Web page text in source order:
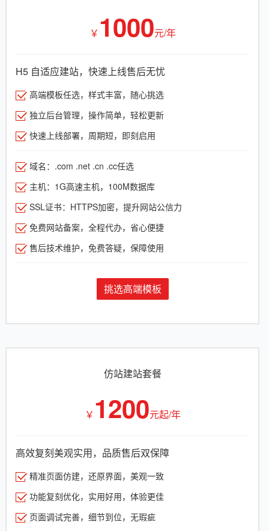
￥ 1000元/年
H5 自适应建站，快速上线售后无忧
高端模板任选，样式丰富，随心挑选
独立后台管理，操作简单，轻松更新
快速上线部署，周期短，即刻启用
域名：.com .net .cn .cc任选
主机：1G高速主机，100M数据库
SSL证书：HTTPS加密，提升网站公信力
免费网站备案，全程代办，省心便捷
售后技术维护，免费答疑，保障使用
挑选高端模板
仿站建站套餐
￥ 1200元起/年
高效复刻美观实用，品质售后双保障
精准页面仿建，还原界面，美观一致
功能复刻优化，实用好用，体验更佳
页面调试完善，细节到位，无瑕疵